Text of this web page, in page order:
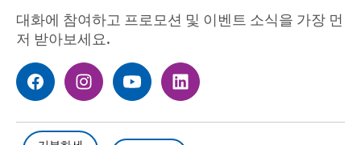
대화에 참여하고 프로모션 및 이벤트 소식을 가장 먼
저 받아보세요.